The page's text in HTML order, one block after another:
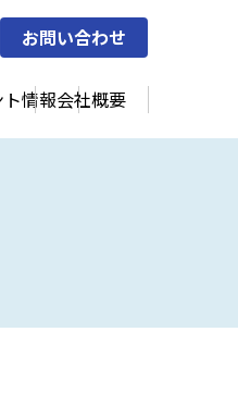
お問い合わせ
情報会社概要